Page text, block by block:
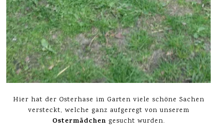
Hier hat der Osterhase im Garten viele schöne Sachen
versteckt, welche ganz aufgeregt von unserem
Ostermädchen gesucht wurden.